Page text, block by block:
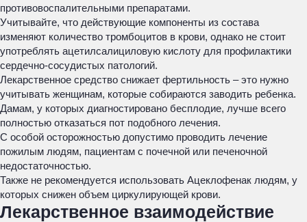
противовоспалительными препаратами.
Учитывайте, что действующие компоненты из состава
изменяют количество тромбоцитов в крови, однако не стоит
употреблять ацетилсалициловую кислоту для профилактики
сердечно-сосудистых патологий.
Лекарственное средство снижает фертильность – это нужно
учитывать женщинам, которые собираются заводить ребенка.
Дамам, у которых диагностировано бесплодие, лучше всего
полностью отказаться пот подобного лечения.
С особой осторожностью допустимо проводить лечение
пожилым людям, пациентам с почечной или печеночной
недостаточностью.
Также не рекомендуется использовать Ацеклофенак людям, у
которых снижен объем циркулирующей крови.
Лекарственное взаимодействие